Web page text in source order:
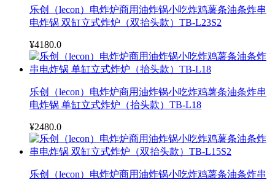
乐创（lecon）电炸炉商用油炸锅小吃炸鸡薯条油条炸串
电炸锅 双缸立式炸炉（双抬头款）TB-L23S2
¥4180.0
乐创（lecon）电炸炉商用油炸锅小吃炸鸡薯条油条炸串
电炸锅 单缸立式炸炉（抬头款）TB-L18
¥2480.0
乐创（lecon）电炸炉商用油炸锅小吃炸鸡薯条油条炸串